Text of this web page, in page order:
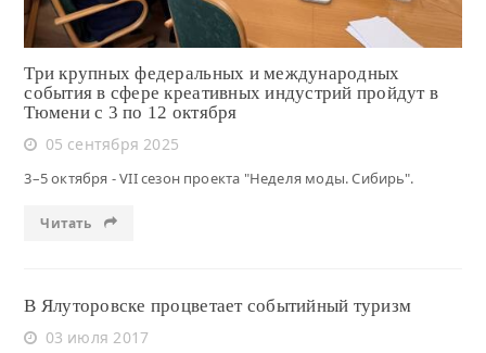
Три крупных федеральных и международных
события в сфере креативных индустрий пройдут в
Тюмени с 3 по 12 октября
05 сентября 2025
3–5 октября - VII сезон проекта "Неделя моды. Сибирь".
Читать
В Ялуторовске процветает событийный туризм
03 июля 2017